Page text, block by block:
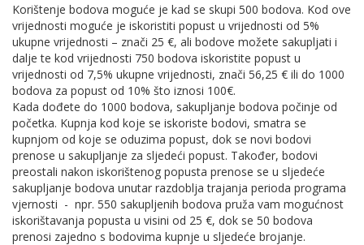
Korištenje bodova moguće je kad se skupi 500 bodova. Kod ove
vrijednosti moguće je iskoristiti popust u vrijednosti od 5%
ukupne vrijednosti – znači 25 €, ali bodove možete sakupljati i
dalje te kod vrijednosti 750 bodova iskoristite popust u
vrijednosti od 7,5% ukupne vrijednosti, znači 56,25 € ili do 1000
bodova za popust od 10% što iznosi 100€.
Kada dođete do 1000 bodova, sakupljanje bodova počinje od
početka. Kupnja kod koje se iskoriste bodovi, smatra se
kupnjom od koje se oduzima popust, dok se novi bodovi
prenose u sakupljanje za sljedeći popust. Također, bodovi
preostali nakon iskorištenog popusta prenose se u sljedeće
sakupljanje bodova unutar razdoblja trajanja perioda programa
vjernosti - npr. 550 sakupljenih bodova pruža vam mogućnost
iskorištavanja popusta u visini od 25 €, dok se 50 bodova
prenosi zajedno s bodovima kupnje u sljedeće brojanje.